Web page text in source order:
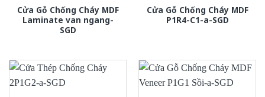
Cửa Gỗ Chống Cháy MDF
Laminate van ngang-
SGD
Cửa Gỗ Chống Cháy MDF
P1R4-C1-a-SGD